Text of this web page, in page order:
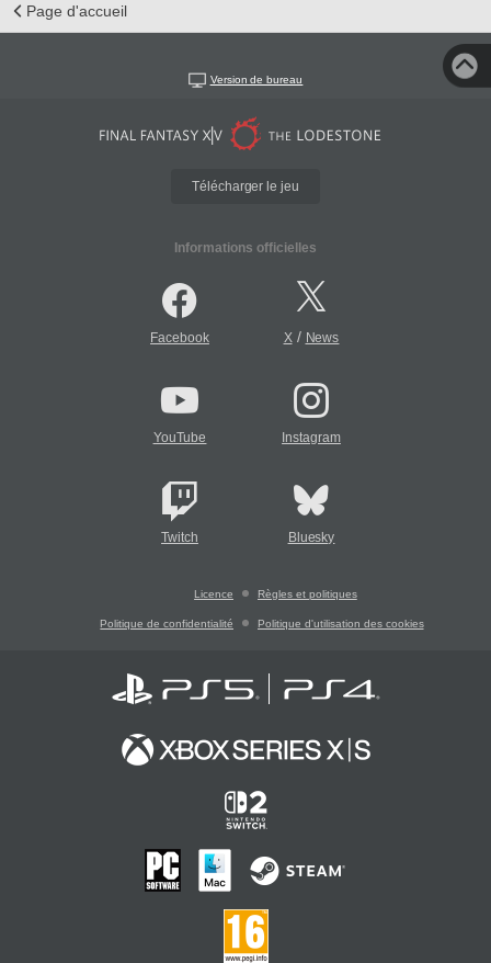
Page d'accueil
Version de bureau
Télécharger le jeu
Informations officielles
Facebook X/ News
YouTube Instagram
Twitch Bluesky
Licence Règles et politiques
Politique de confidentialité Politique d'utilisation des cookies